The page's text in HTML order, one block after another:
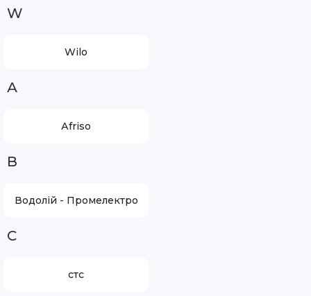
W
Wilo
А
Аfriso
В
Водолій - Промелектро
С
стс